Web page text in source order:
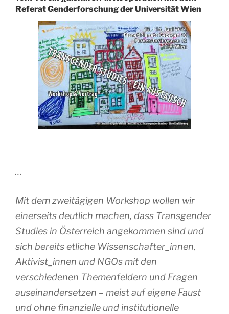
Referat Genderforschung der Universität Wien
…
Mit dem zweitägigen Workshop wollen wir
einerseits deutlich machen, dass Transgender
Studies in Österreich angekommen sind und
sich bereits etliche Wissenschafter_innen,
Aktivist_innen und NGOs mit den
verschiedenen Themenfeldern und Fragen
auseinandersetzen – meist auf eigene Faust
und ohne finanzielle und institutionelle